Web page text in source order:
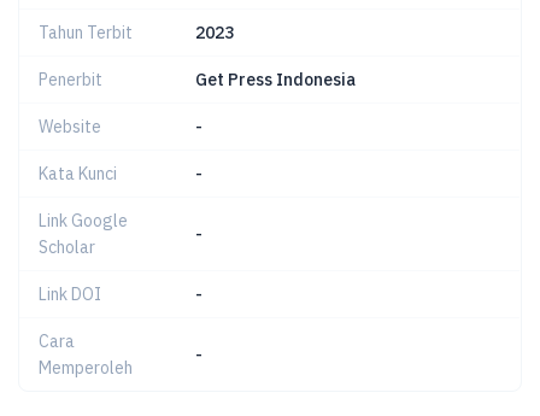
Tahun Terbit 2023
Penerbit Get Press Indonesia
Website -
Kata Kunci -
Link Google
Scholar
-
Link DOI -
Cara
Memperoleh
-